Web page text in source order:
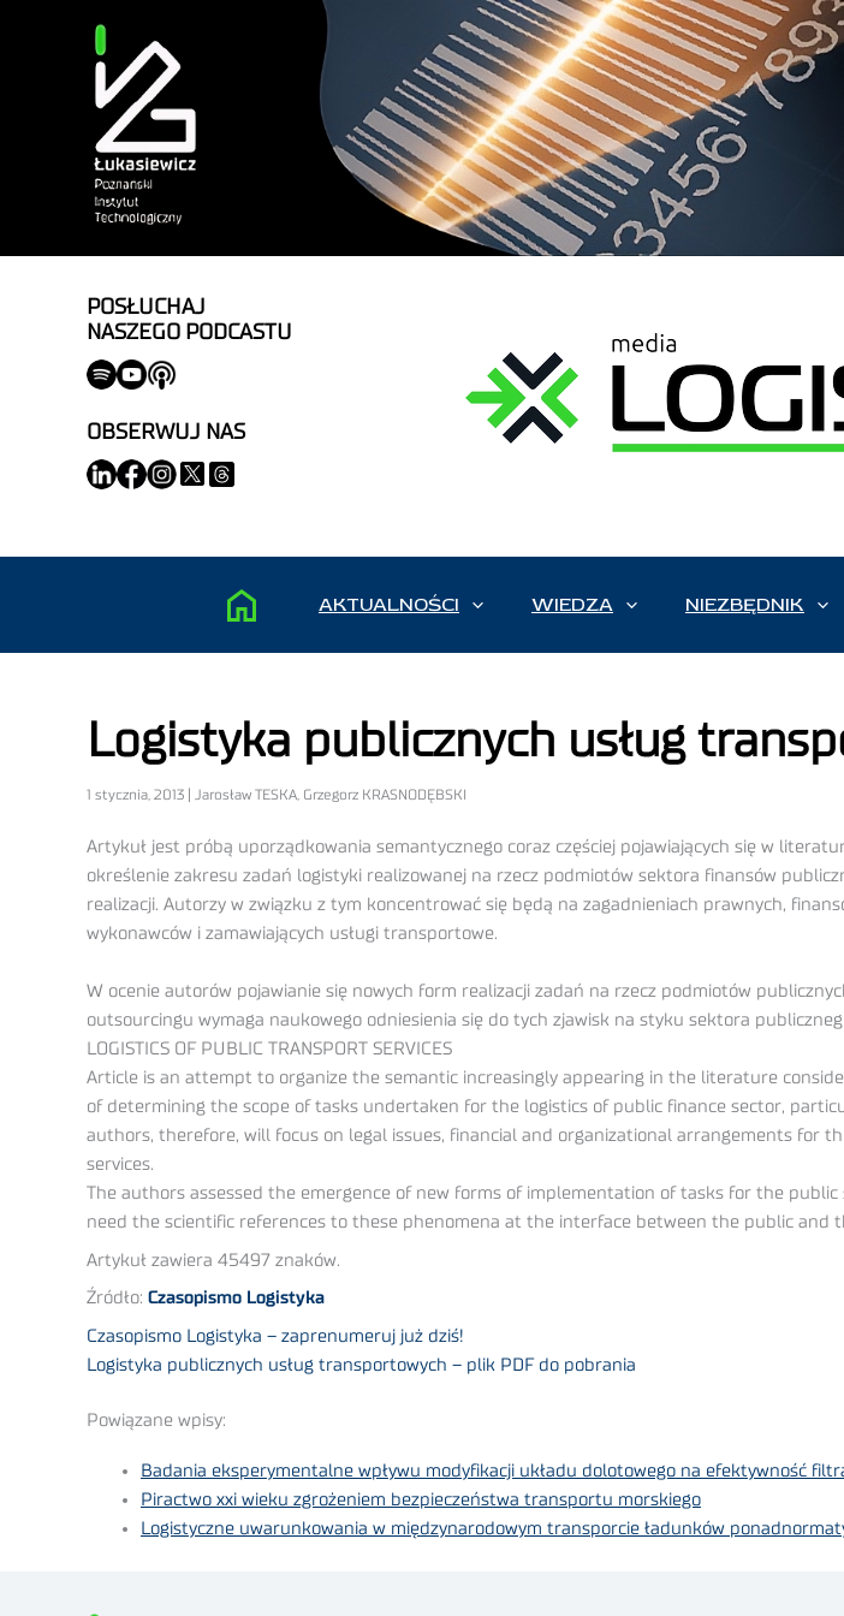
POSŁUCHAJ
NASZEGO PODCASTU
OBSERWUJ NAS
AKTUALNOŚCI WIEDZA NIEZBĘDNIK
Logistyka publicznych usług
1 stycznia, 2013 | Jarosław TESKA, Grzegorz KRASNODĘBSKI
Artykuł jest próbą uporządkowania semantycznego coraz częściej pojawiających się w
określenie zakresu zadań logistyki realizowanej na rzecz podmiotów sektora finansów
realizacji. Autorzy w związku z tym koncentrować się będą na zagadnieniach prawnych,
wykonawców i zamawiających usługi transportowe.
W ocenie autorów pojawianie się nowych form realizacji zadań na rzecz podmiotów
outsourcingu wymaga naukowego odniesienia się do tych zjawisk na styku sektora
LOGISTICS OF PUBLIC TRANSPORT SERVICES
Article is an attempt to organize the semantic increasingly appearing in the literature
of determining the scope of tasks undertaken for the logistics of public finance sector,
authors, therefore, will focus on legal issues, financial and organizational arrangements
services.
The authors assessed the emergence of new forms of implementation of tasks for the
need the scientific references to these phenomena at the interface between the public and
Artykuł zawiera 45497 znaków.
Źródło: Czasopismo Logistyka
Czasopismo Logistyka – zaprenumeruj już dziś!
Logistyka publicznych usług transportowych – plik PDF do pobrania
Powiązane wpisy:
Badania eksperymentalne wpływu modyfikacji układu dolotowego na efektywność
Piractwo xxi wieku zgrożeniem bezpieczeństwa transportu morskiego
Logistyczne uwarunkowania w międzynarodowym transporcie ładunków